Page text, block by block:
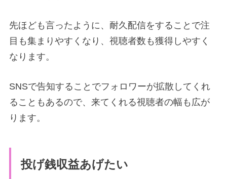
先ほども言ったように、耐久配信をすることで注
目も集まりやすくなり、視聴者数も獲得しやすく
なります。
SNSで告知することでフォロワーが拡散してくれ
ることもあるので、来てくれる視聴者の幅も広が
ります。
投げ銭収益あげたい